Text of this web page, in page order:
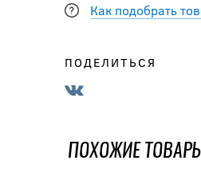
Как подобрать
ПОДЕЛИТЬСЯ
ПОХОЖИЕ